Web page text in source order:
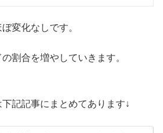
変化なしです。
割合を増やしていきます。
記記事にまとめてあります↓